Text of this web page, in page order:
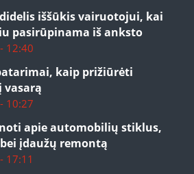
iššūkis vairuotojui, kai
pasirūpinama iš anksto
12:40
kaip prižiūrėti
10:27
apie automobilių stiklus,
įdaužų remontą
17:11